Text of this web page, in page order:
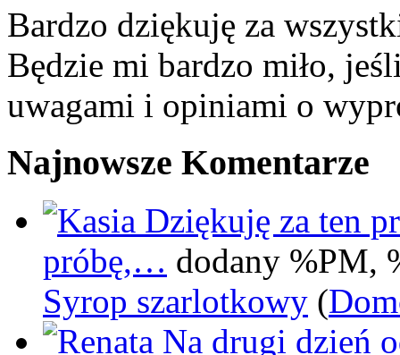
Bardzo dziękuję za
Będzie mi bardzo miło,
uwagami i opiniami o
Najnowsze Komentarze
Dziękuję za ten
próbę,… dodany %PM,
Syrop szarlotkowy (
Na drugi dzień